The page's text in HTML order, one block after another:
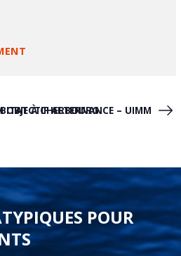
À CHERBOURG
OBJECTIF ALTERNANCE – UIMM
POUR